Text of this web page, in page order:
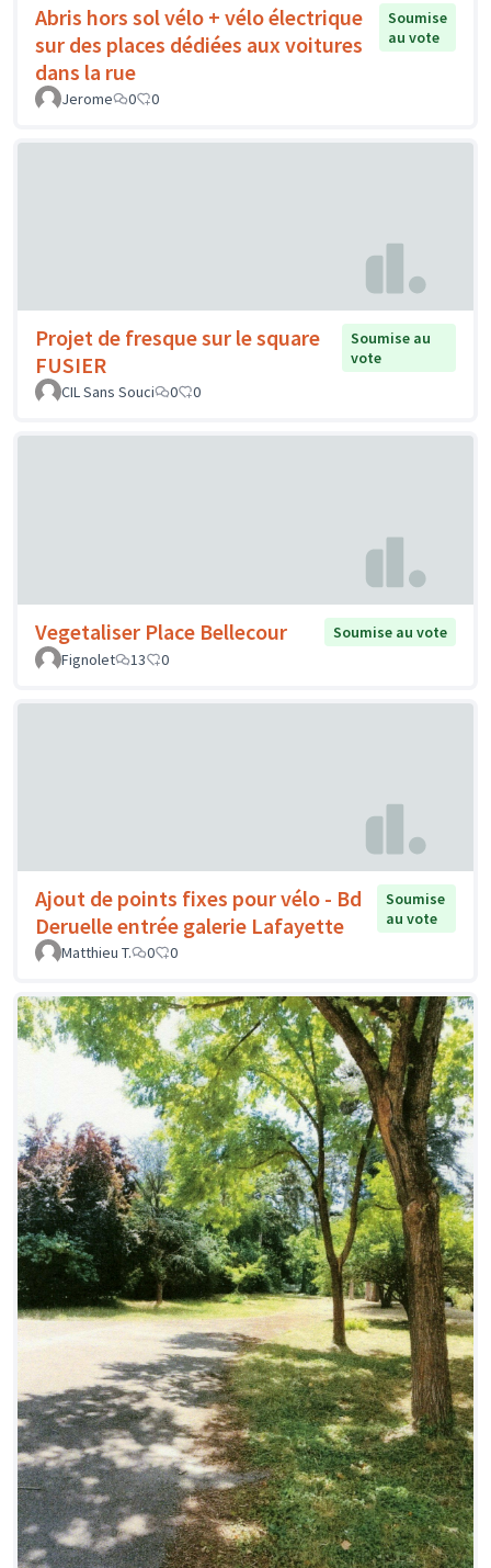
Abris hors sol vélo + vélo électrique
sur des places dédiées aux voitures
dans la rue
Soumise
au vote
Jerome 0 0
Projet de fresque sur le square
FUSIER
Soumise au
vote
CIL Sans Souci
0 0
Vegetaliser Place Bellecour
Soumise au vote
Fignolet
13 0
Ajout de points fixes pour vélo - Bd
Deruelle entrée galerie Lafayette
Soumise
au vote
Matthieu T.
0 0